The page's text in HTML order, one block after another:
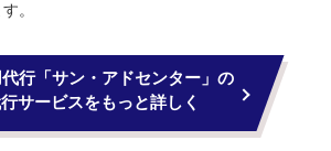
。
行「サン・アドセンター」の
サービスをもっと詳しく